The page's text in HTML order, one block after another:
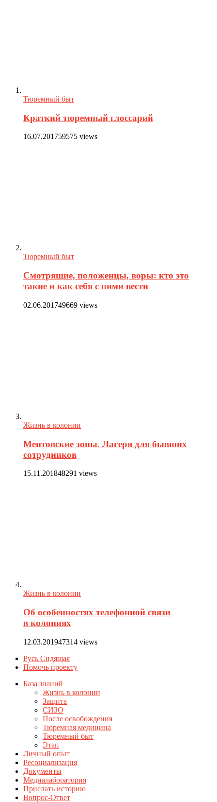
Тюремный быт
Краткий тюремный глоссарий
16.07.201759575 views
Тюремный быт
Смотрящие, положенцы, воры: кто это
такие и как себя с ними вести
02.06.201749669 views
Жизнь в колонии
Ментовские зоны. Лагеря для бывших
сотрудников
15.11.201848291 views
Жизнь в колонии
Об особенностях телефонной связи
в колониях
12.03.201947314 views
Русь Сидящая
Помочь проекту
База знаний
Жизнь в колонии
Защита
СИЗО
После освобождения
Тюремная медицина
Тюремный быт
Этап
Личный опыт
Ресоциализация
Документы
Медиалаборатория
Прислать историю
Вопрос-Ответ